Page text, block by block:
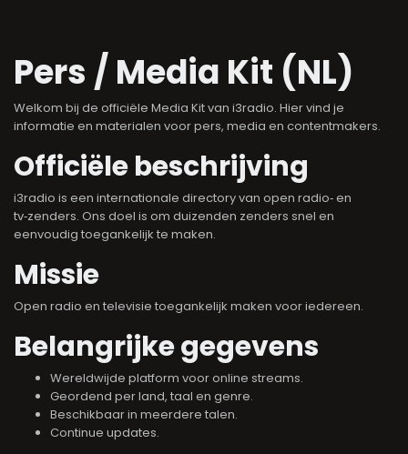
Pers / Media Kit (NL)
Welkom bij de officiële Media Kit van i3radio. Hier vind je
informatie en materialen voor pers, media en contentmakers.
Officiële beschrijving
i3radio is een internationale directory van open radio‑ en
tv‑zenders. Ons doel is om duizenden zenders snel en
eenvoudig toegankelijk te maken.
Missie
Open radio en televisie toegankelijk maken voor iedereen.
Belangrijke gegevens
Wereldwijde platform voor online streams.
Geordend per land, taal en genre.
Beschikbaar in meerdere talen.
Continue updates.